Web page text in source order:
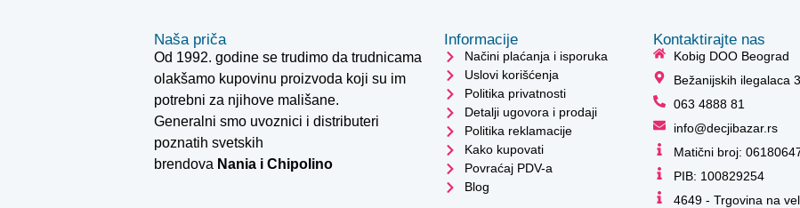
Naša priča
Od 1992. godine se trudimo da trudnicama
olakšamo kupovinu proizvoda koji su im
potrebni za njihove mališane.
Generalni smo uvoznici i distributeri
poznatih svetskih
brendova Nania iChipolino
Informacije
Načini plaćanja i isporuka
Uslovi korišćenja
Politika privatnosti
Detalji ugovora i prodaji
Politika reklamacije
Kako kupovati
Povraćaj PDV-a
Blog
Kontaktirajte nas
Kobig DOO Beograd
Bežanijskih ilegalaca
063 4888 81
info@decjibazar.rs
Matični broj:
PIB: 100829254
4649 - Trgovina na